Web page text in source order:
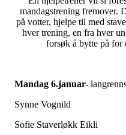
mandagstrening fremover.
på votter, hjelpe til med
hver trening, en fra hver
forsøk å bytte på for
Mandag 6.januar-
Synne Vognild
Sofie Staverløkk Eikli